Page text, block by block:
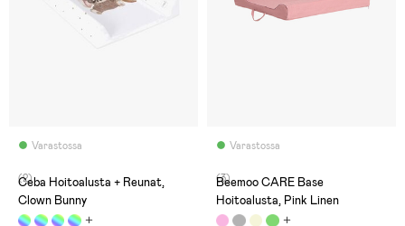
Varastossa
(2)
Ceba Hoitoalusta + Reunat,
Clown Bunny
Varastossa
(3)
Beemoo CARE Base
Hoitoalusta, Pink Linen